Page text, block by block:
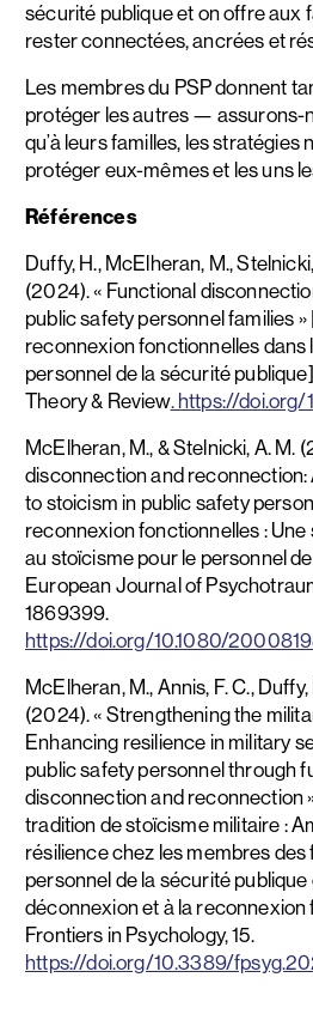
sécurité publique et on offre aux
rester connectées, ancrées et
Les membres du PSP donnent
protéger les autres — assurons-
qu’à leurs familles, les stratégies
protéger eux-mêmes et les uns
Références
Duffy, H., McElheran, M.,
(2024).« Functional
public safety personnel families
reconnexion fonctionnelles dans
personnel de la sécurité
Theory & Review. https://doi.org/
McElheran, M., & Stelnicki, A. M.
disconnection and
to stoicism in public safety
reconnexion fonctionnelles :
au stoïcisme pour le personnel
European Journal of
1869399.
https://doi.org/10.1080/
McElheran, M., Annis, F. C.,
(2024). « Strengthening the
Enhancing resilience in military
public safety personnel through
disconnection and reconnection
tradition de stoïcisme militaire :
résilience chez les membres
personnel de la sécurité publique
déconnexion et à la reconnexion
Frontiers in Psychology, 15.
https://doi.org/10.3389/